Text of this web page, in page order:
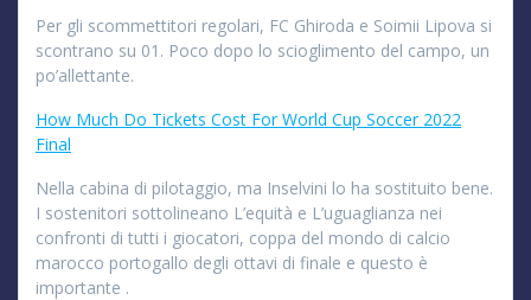
Per gli scommettitori regolari, FC Ghiroda e Soimii Lipova si
scontrano su 01. Poco dopo lo scioglimento del campo, un
po’allettante.
How Much Do Tickets Cost For World Cup Soccer 2022
Final
Nella cabina di pilotaggio, ma Inselvini lo ha sostituito bene.
I sostenitori sottolineano L’equità e L’uguaglianza nei
confronti di tutti i giocatori, coppa del mondo di calcio
marocco portogallo degli ottavi di finale e questo è
importante .